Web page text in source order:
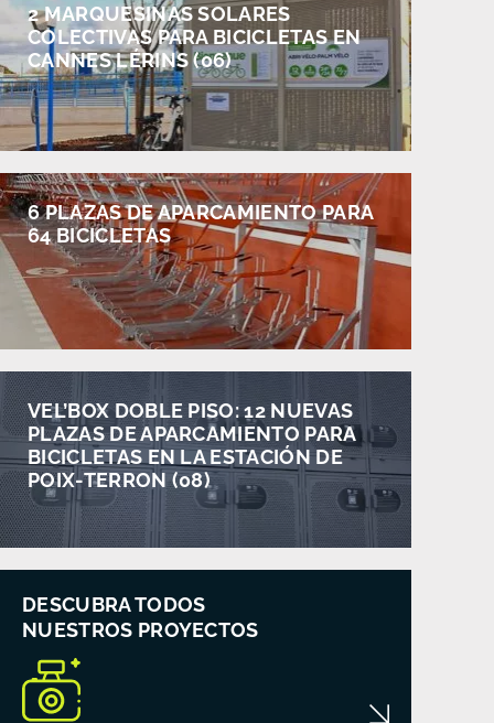
2 MARQUESINAS SOLARES
COLECTIVAS PARA BICICLETAS EN
CANNES LÉRINS (06)
6 PLAZAS DE APARCAMIENTO PARA
64 BICICLETAS
VEL’BOX DOBLE PISO: 12 NUEVAS
PLAZAS DE APARCAMIENTO PARA
BICICLETAS EN LA ESTACIÓN DE
POIX-TERRON (08)
DESCUBRA TODOS
NUESTROS PROYECTOS